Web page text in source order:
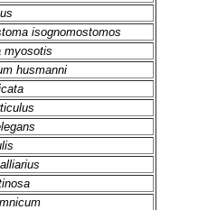
isognomostomos
myosotis
husmanni